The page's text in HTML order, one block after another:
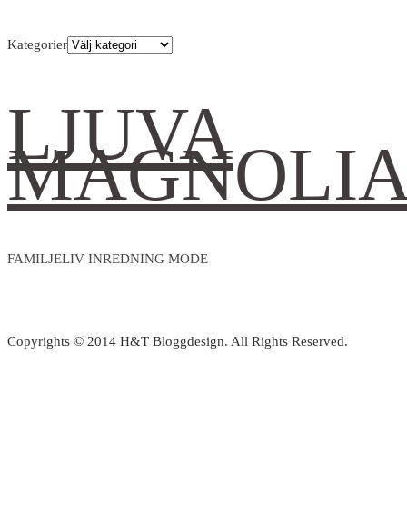
Kategorier
LJUVA
FAMILJELIV INREDNING MODE
Copyrights © 2014 H&T Bloggdesign. All Rights Reserved.